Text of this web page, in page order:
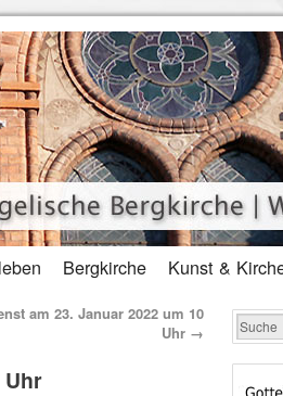
Bergkirche Kunst &
am 23. Januar 2022 um 10
Uhr →
Uhr